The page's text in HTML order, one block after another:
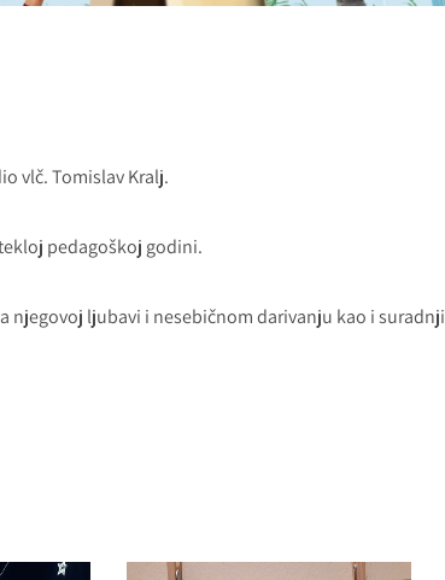
vlč. Tomislav Kralj.
pedagoškoj godini.
njegovoj ljubavi i nesebičnom darivanju kao i suradnji